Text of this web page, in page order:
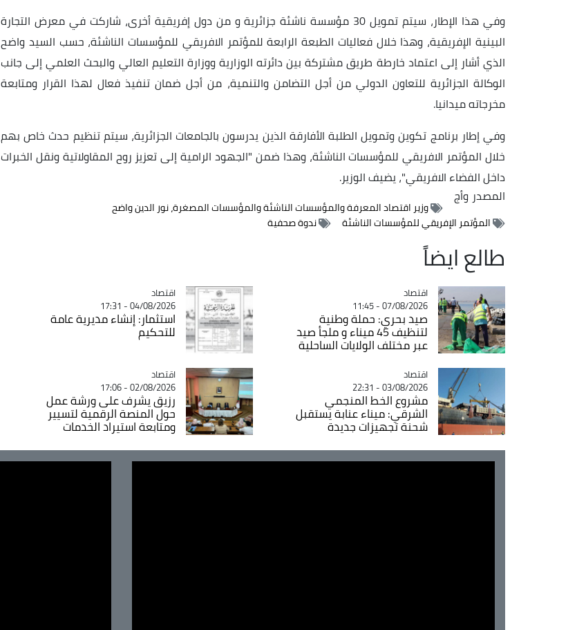
وفي هذا الإطار، سيتم تمويل 30 مؤسسة ناشئة جزائرية و من دول إفريقية أخرى، شاركت في معرض التجارة
البينية الإفريقية، وهذا خلال فعاليات الطبعة الرابعة للمؤتمر الافريقي للمؤسسات الناشئة، حسب السيد واضح
الذي أشار إلى اعتماد خارطة طريق مشتركة بين دائرته الوزارية ووزارة التعليم العالي والبحث العلمي إلى جانب
الوكالة الجزائرية للتعاون الدولي من أجل التضامن والتنمية، من أجل ضمان تنفيذ فعال لهذا القرار ومتابعة
مخرجاته ميدانيا.
وفي إطار برنامج تكوين وتمويل الطلبة الأفارقة الذين يدرسون بالجامعات الجزائرية، سيتم تنظيم حدث خاص بهم
خلال المؤتمر الافريقي للمؤسسات الناشئة، وهذا ضمن "الجهود الرامية إلى تعزيز روح المقاولاتية ونقل الخبرات
داخل الفضاء الافريقي"، يضيف الوزير.
المصدر وأج
وزير اقتصاد المعرفة والمؤسسات الناشئة والمؤسسات المصغرة، نور الدين واضح
المؤتمر الإفريقي للمؤسسات الناشئة
ندوة صحفية
طالع ايضاً
Catégorie
اقتصاد
07/08/2026 - 11:45
صيد بحري: حملة وطنية
لتنظيف 45 ميناء و ملجأ صيد
عبر مختلف الولايات الساحلية
Catégorie
اقتصاد
04/08/2026 - 17:31
استثمار: إنشاء مديرية عامة
للتحكيم
Catégorie
اقتصاد
03/08/2026 - 22:31
مشروع الخط المنجمي
الشرقي: ميناء عنابة يستقبل
شحنة تجهيزات جديدة
Catégorie
اقتصاد
02/08/2026 - 17:06
رزيق يشرف على ورشة عمل
حول المنصة الرقمية لتسيير
ومتابعة استيراد الخدمات